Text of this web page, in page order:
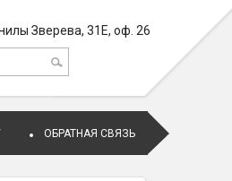
Зверева, 31Е, оф. 26
ОБРАТНАЯ СВЯЗЬ